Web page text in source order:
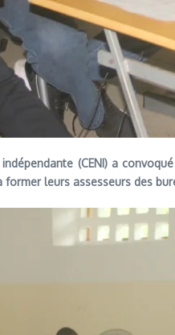
(CENI) a
former leurs assesseurs des